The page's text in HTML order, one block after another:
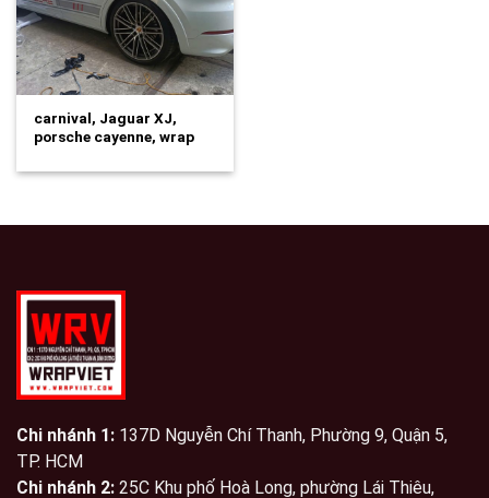
carnival, Jaguar XJ,
porsche cayenne, wrap
Chi nhánh 1: 137D Nguyễn Chí Thanh, Phường 9, Quận 5,
TP. HCM
Chi nhánh 2: 25C Khu phố Hoà Long, phường Lái Thiêu,